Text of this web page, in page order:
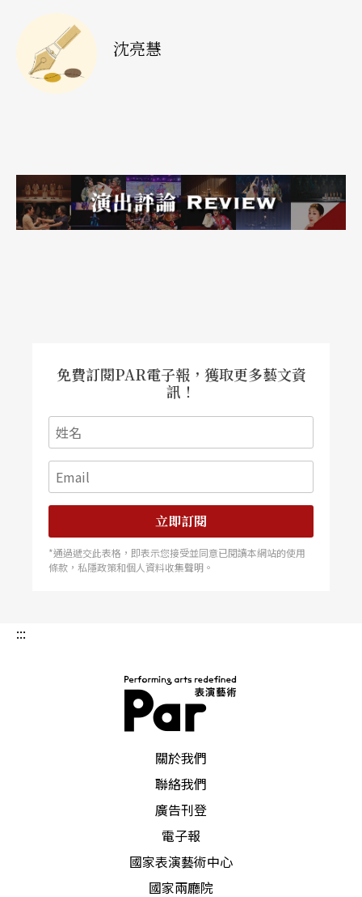
音樂劇的急速成長。
制度。如今東寶主要的直營劇場有帝國劇場與Theat
re Creation，相關劇場則有日生劇場、名鐵Hall、
與東寶音樂劇的演出，演出陣容星光熠熠，演員實
力堅強，使東寶穩坐日本音樂劇的龍頭之位。
四季劇團全國最大 《獅子王》演了上萬場
創立於一九五三年的四季劇團是日本音樂劇的另一
大家，原本以話劇為主搬演法國劇作家Jean Gorau
doux與Jean Anouilh的作品。一九六四年受到《西
《歌劇魅影》、《貓》等作，從此西洋音樂劇翻譯
作品成為四季劇團的發展方向。一九九八年上演的
《獅子王》迄今已經上演逾一萬場，是四季劇團的
長賣作品，首演版飾演小辛巴的伊藤綾祐，長大後
考回四季劇團，再度於《獅子王》裡擔任要角，蔚
為佳話。二○一三年上演的《小美人魚》在國、高
中女孩間造成話題，深受年輕世代喜愛。
沈亮慧
免費訂閱PAR電子報，獲取更多藝文資
訊！
立即訂閱
*通過遞交此表格，即表示您接受並同意已閱讀本網站的使用
條款，私隱政策和個人資料收集聲明。
:::
關於我們
聯絡我們
廣告刊登
電子報
國家表演藝術中心
國家兩廳院